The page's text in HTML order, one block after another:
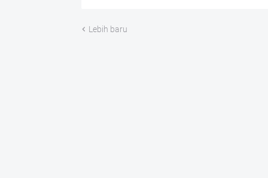
Lebih baru